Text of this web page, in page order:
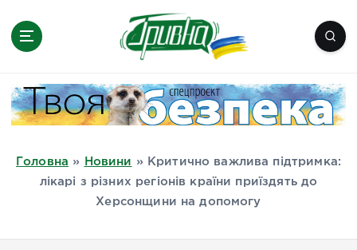
Миколаїв, Одеса, Мелітополь
Головна » Новини »
Критично важлива підтримка:
лікарі з різних регіонів країни приїздять до
Херсонщини на допомогу